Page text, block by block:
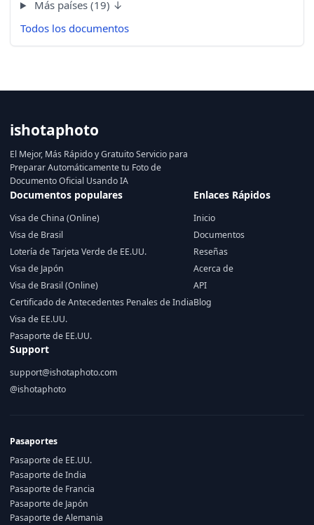
Más países (19) ↓
Todos los documentos
ishotaphoto
El Mejor, Más Rápido y Gratuito Servicio para
Preparar Automáticamente tu Foto de
Documento Oficial Usando IA
Documentos populares
Visa de China (Online)
Visa de Brasil
Lotería de Tarjeta Verde de EE.UU.
Visa de Japón
Visa de Brasil (Online)
Certificado de Antecedentes Penales de India
Visa de EE.UU.
Pasaporte de EE.UU.
Enlaces Rápidos
Inicio
Documentos
Reseñas
Acerca de
API
Blog
Support
support@ishotaphoto.com
@ishotaphoto
Pasaportes
Pasaporte de EE.UU.
Pasaporte de India
Pasaporte de Francia
Pasaporte de Japón
Pasaporte de Alemania